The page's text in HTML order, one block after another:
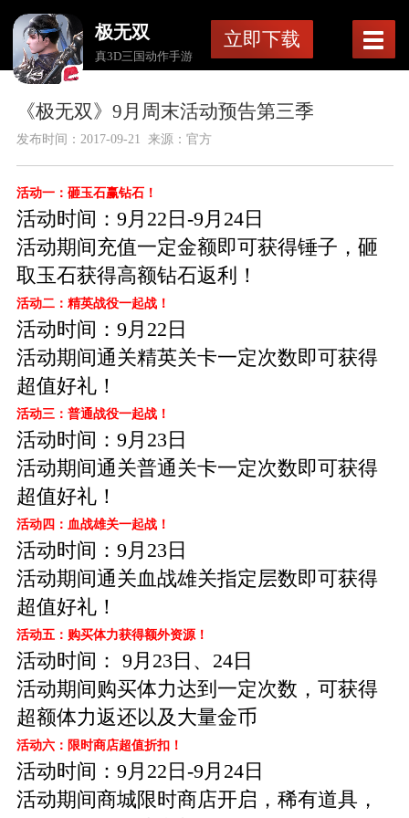
极无双
真3D三国动作手游
立即下载
《极无双》9月周末活动预告第三季
发布时间： 2017-09-21 来源：官方
活动一：砸玉石赢钻石！
活动时间：9月22日-9月24日
活动期间充值一定金额即可获得锤子，砸
取玉石获得高额钻石返利！
活动二：精英战役一起战！
活动时间：9月22日
活动期间通关精英关卡一定次数即可获得
超值好礼！
活动三：普通战役一起战！
活动时间：9月23日
活动期间通关普通关卡一定次数即可获得
超值好礼！
活动四：血战雄关一起战！
活动时间：9月23日
活动期间通关血战雄关指定层数即可获得
超值好礼！
活动五：购买体力获得额外资源！
活动时间： 9月23日、24日
活动期间购买体力达到一定次数，可获得
超额体力返还以及大量金币
活动六：限时商店超值折扣！
活动时间：9月22日-9月24日
活动期间商城限时商店开启，稀有道具，